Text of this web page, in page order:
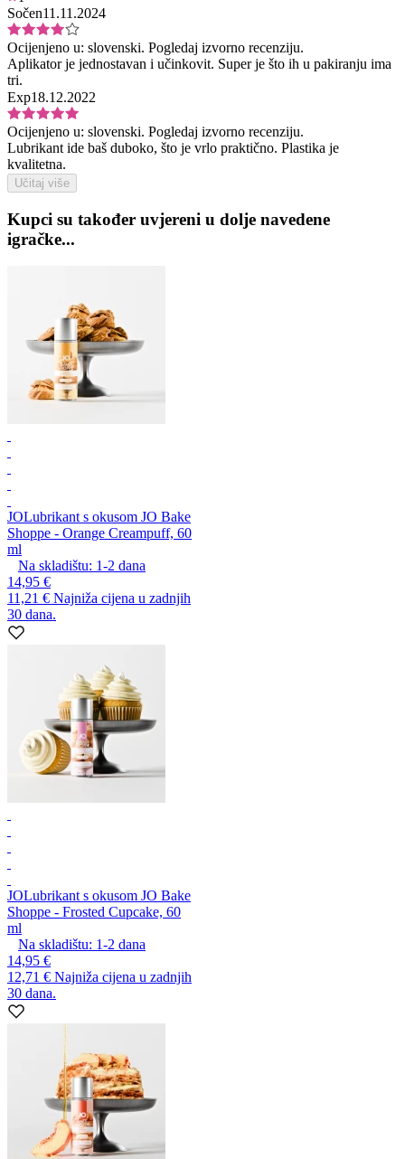
Sočen11.11.2024
Ocijenjeno u: slovenski. Pogledaj izvorno recenziju.
Aplikator je jednostavan i učinkovit. Super je što ih u pakiranju ima
tri.
Exp18.12.2022
Ocijenjeno u: slovenski. Pogledaj izvorno recenziju.
Lubrikant ide baš duboko, što je vrlo praktično. Plastika je
kvalitetna.
Učitaj više
Kupci su također uvjereni u dolje navedene
igračke...
JOLubrikant s okusom JO Bake
Shoppe - Orange Creampuff, 60
ml
Na skladištu: 1-2 dana
14,95 €
11,21 € Najniža cijena u zadnjih
30 dana.
JOLubrikant s okusom JO Bake
Shoppe - Frosted Cupcake, 60
ml
Na skladištu: 1-2 dana
14,95 €
12,71 € Najniža cijena u zadnjih
30 dana.